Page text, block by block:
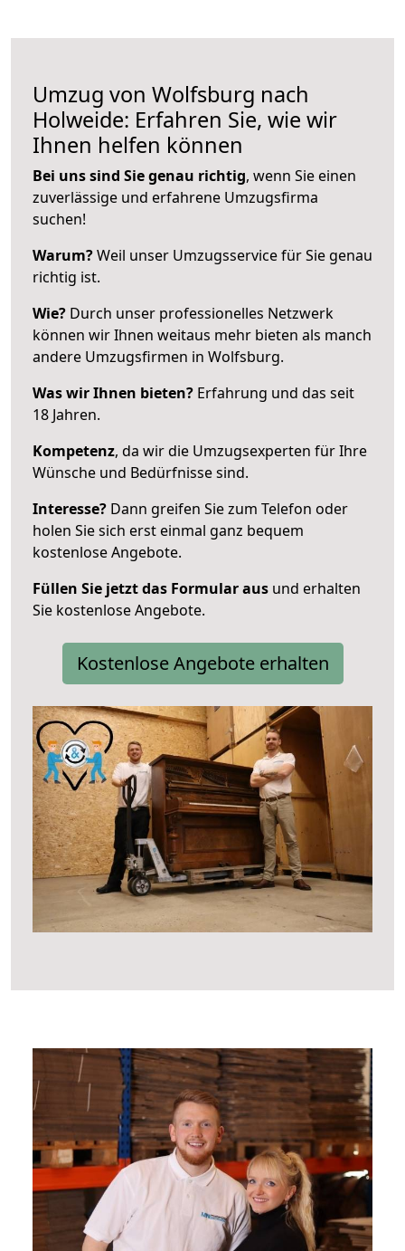
Umzug von Wolfsburg nach
Holweide: Erfahren Sie, wie wir
Ihnen helfen können
Bei uns sind Sie genau richtig, wenn Sie einen
zuverlässige und erfahrene Umzugsfirma
suchen!
Warum?Weil unser Umzugsservice für Sie genau
richtig ist.
Wie? Durch unser professionelles Netzwerk
können wir Ihnen weitaus mehr bieten als manch
andere Umzugsfirmen in Wolfsburg.
Was wir Ihnen bieten? Erfahrung und das seit
18 Jahren.
Kompetenz, da wir die Umzugsexperten für Ihre
Wünsche und Bedürfnisse sind.
Interesse? Dann greifen Sie zum Telefon oder
holen Sie sich erst einmal ganz bequem
kostenlose Angebote.
Füllen Sie jetzt das Formular aus und erhalten
Sie kostenlose Angebote.
Kostenlose Angebote erhalten